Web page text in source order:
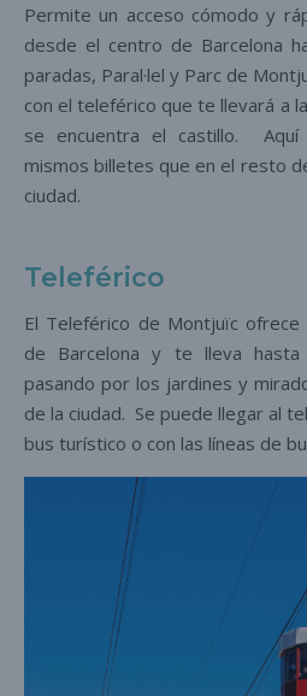
Permite un acceso cómodo y
desde el centro de Barcelona
paradas, Paral·lel y Parc de
con el teleférico que te llevará a
se encuentra el castillo. Aquí
mismos billetes que en el resto
ciudad.
Teleférico
El Teleférico de Montjuïc ofrece
de Barcelona y te lleva
pasando por los jardines y
de la ciudad. Se puede llegar al
bus turístico o con las líneas de